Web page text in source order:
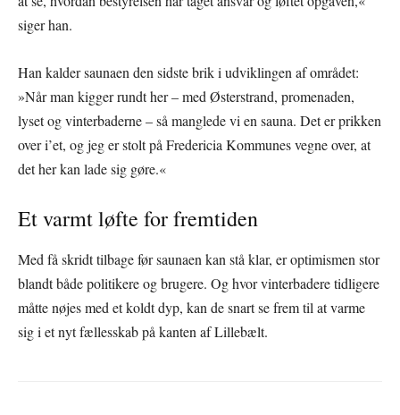
siger han.
Han kalder saunaen den sidste brik i udviklingen af området:
»Når man kigger rundt her – med Østerstrand, promenaden,
lyset og vinterbaderne – så manglede vi en sauna. Det er prikken
over i’et, og jeg er stolt på Fredericia Kommunes vegne over, at
det her kan lade sig gøre.«
Et varmt løfte for fremtiden
Med få skridt tilbage før saunaen kan stå klar, er optimismen stor
blandt både politikere og brugere. Og hvor vinterbadere tidligere
måtte nøjes med et koldt dyp, kan de snart se frem til at varme
sig i et nyt fællesskab på kanten af Lillebælt.